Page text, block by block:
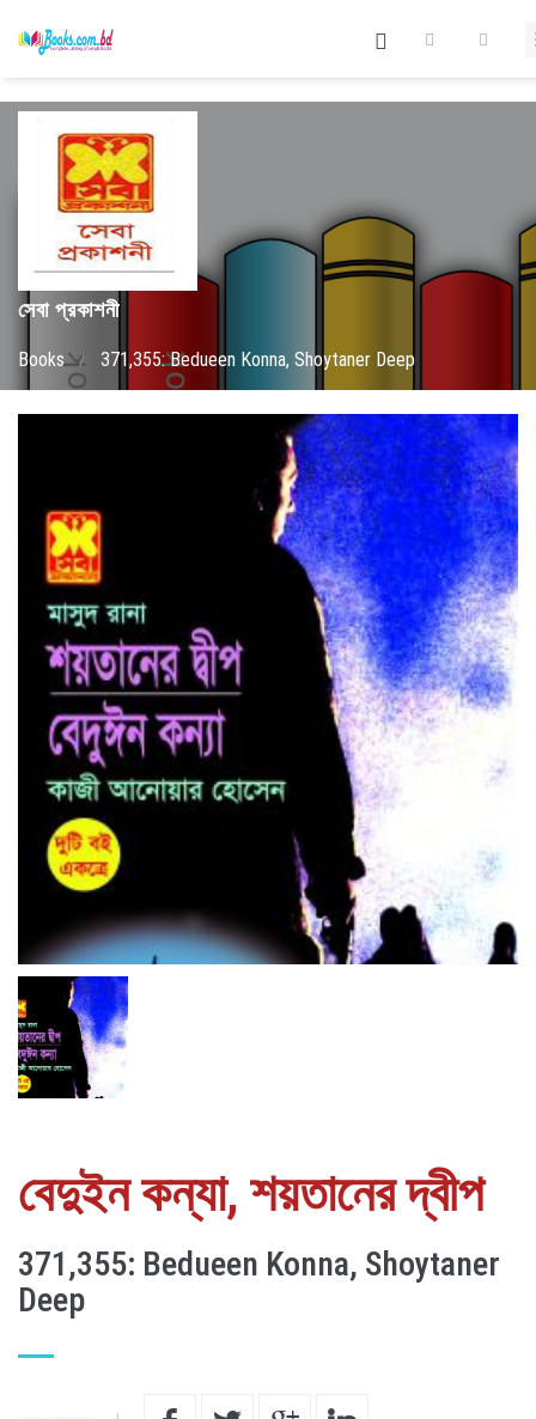
সেবা প্রকাশনী
Books / 371,355: Bedueen Konna, Shoytaner Deep
বেদুইন কন্যা, শয়তানের দ্বীপ
371,355: Bedueen Konna, Shoytaner
Deep